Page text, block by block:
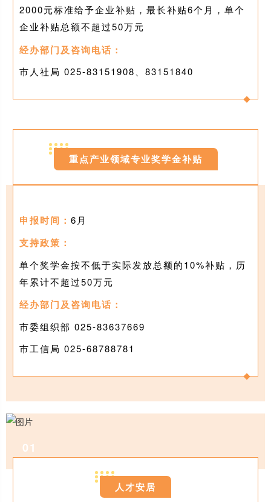
2000元标准给予企业补贴，最长补贴6个月，单个
企业补贴总额不超过50万元
经办部门及咨询电话：
市人社局 025-83151908、83151840
重点产业领域专业奖学金补贴
申报时间： 6月
支持政策：
单个奖学金按不低于实际发放总额的10%补贴，历
年累计不超过50万元
经办部门及咨询电话：
市委组织部 025-83637669
市工信局 025-68788781
01
人才安居